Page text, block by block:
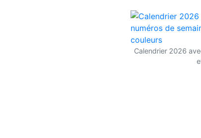
Calendrier 2026